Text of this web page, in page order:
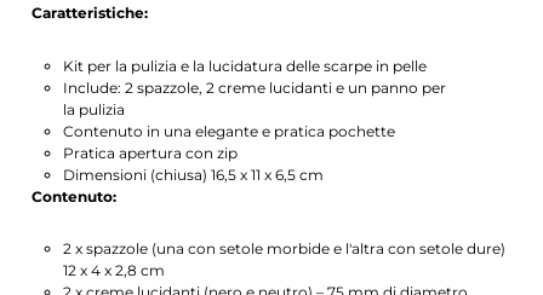
Caratteristiche:
Kit per la pulizia e la lucidatura delle scarpe in pelle
Include: 2 spazzole, 2 creme lucidanti e un panno per
la pulizia
Contenuto in una elegante e pratica pochette
Pratica apertura con zip
Dimensioni (chiusa) 16,5 x 11 x 6,5 cm
Contenuto:
2 x spazzole (una con setole morbide e l'altra con setole dure)
12 x 4 x 2,8 cm